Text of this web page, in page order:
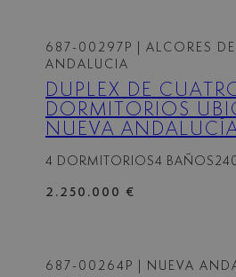
687-00297P
| ALCORES
ANDALUCIA
DÚPLEX DE
DORMITORIOS
NUEVA
4 DORMITORIOS4 BAÑOS
2.250.000 €
687-00264P
| NUEVA